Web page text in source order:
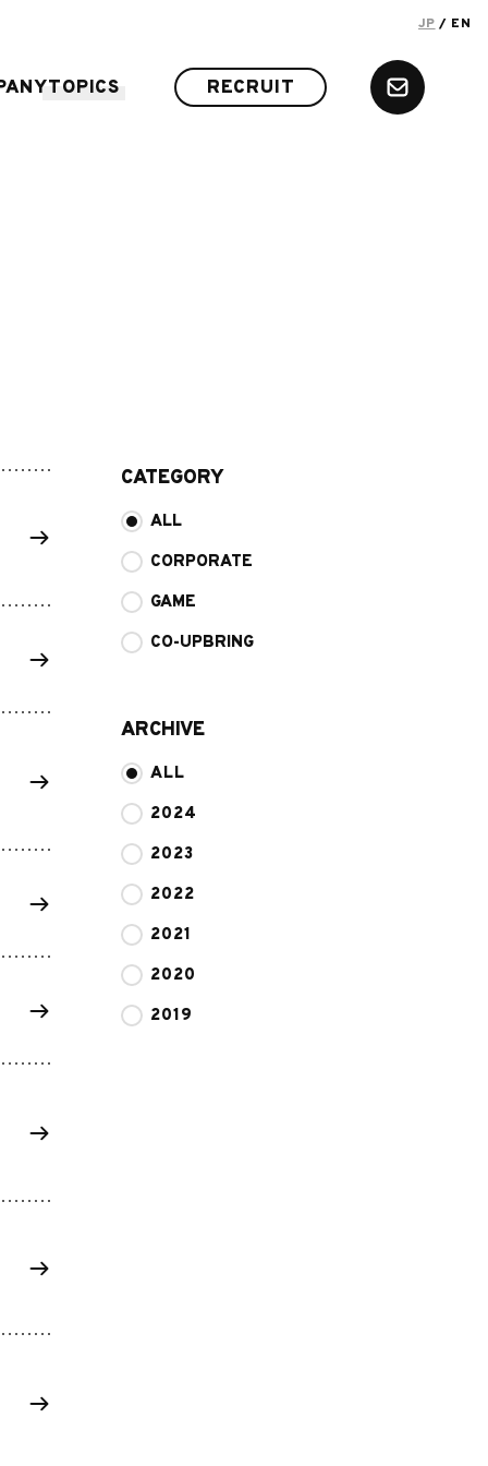
JP / EN
TOPICS RECRUIT
CATEGORY
ALL
CORPORATE
GAME
CO-UPBRING
ARCHIVE
ALL
2024
2023
2022
2021
2020
2019